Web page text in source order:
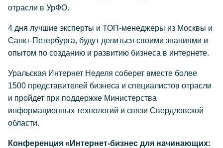
отрасли в УрФО.
4 дня лучшие эксперты и ТОП-менеджеры из Москвы и
Санкт-Петербурга, будут делиться своими знаниями и
опытом по созданию и развитию бизнеса в интернете.
Уральская Интернет Неделя соберет вместе более
1500 представителей бизнеса и специалистов отрасли
и пройдет при поддержке Министерства
информационных технологий и связи Свердловской
области.
Конференция «Интернет-бизнес для начинающих: